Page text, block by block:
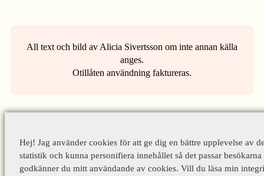
All text och bild av Alicia Sivertsson om inte annan källa
anges.
Otillåten användning faktureras.
Hej! Jag använder cookies för att ge dig en bättre upplevelse av
statistik och kunna personifiera innehållet så det passar
godkänner du mitt användande av cookies. Vill du läsa min